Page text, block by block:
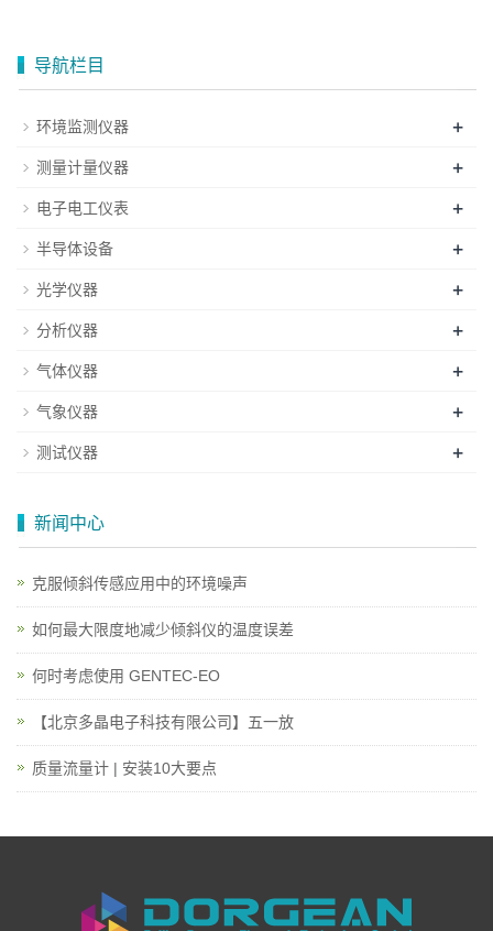
导航栏目
环境监测仪器 +
测量计量仪器 +
电子电工仪表 +
半导体设备 +
光学仪器 +
分析仪器 +
气体仪器 +
气象仪器 +
测试仪器 +
新闻中心
克服倾斜传感应用中的环境噪声
如何最大限度地减少倾斜仪的温度误差
何时考虑使用 GENTEC-EO
【北京多晶电子科技有限公司】五一放
质量流量计 | 安装10大要点